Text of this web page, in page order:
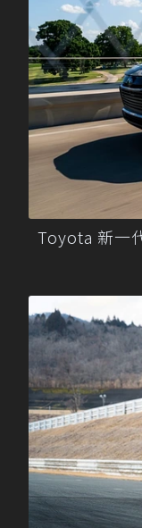
Toyota 新一